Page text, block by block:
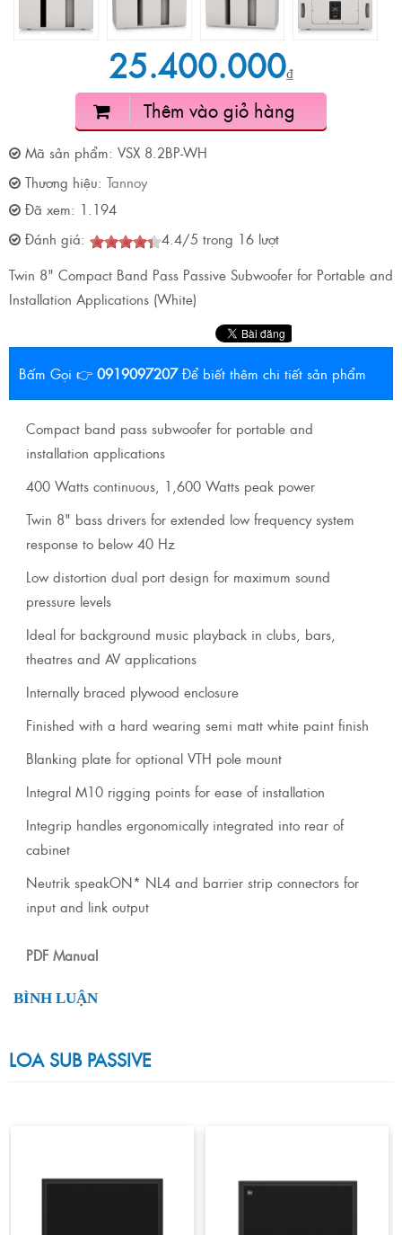
25.400.000₫
Thêm vào giỏ hàng
Mã sản phẩm: VSX 8.2BP-WH
Thương hiệu: Tannoy
Đã xem: 1.194
Đánh giá:
4.4/5 trong 16 lượt
Twin 8" Compact Band Pass Passive Subwoofer for Portable and
Installation Applications (White)
Bấm Gọi 👉 0919097207 Để biết thêm chi tiết sản phẩm
Compact band pass subwoofer for portable and
installation applications
400 Watts continuous, 1,600 Watts peak power
Twin 8" bass drivers for extended low frequency system
response to below 40 Hz
Low distortion dual port design for maximum sound
pressure levels
Ideal for background music playback in clubs, bars,
theatres and AV applications
Internally braced plywood enclosure
Finished with a hard wearing semi matt white paint finish
Blanking plate for optional VTH pole mount
Integral M10 rigging points for ease of installation
Integrip handles ergonomically integrated into rear of
cabinet
Neutrik speakON* NL4 and barrier strip connectors for
input and link output
PDF Manual
BÌNH LUẬN
LOA SUB PASSIVE